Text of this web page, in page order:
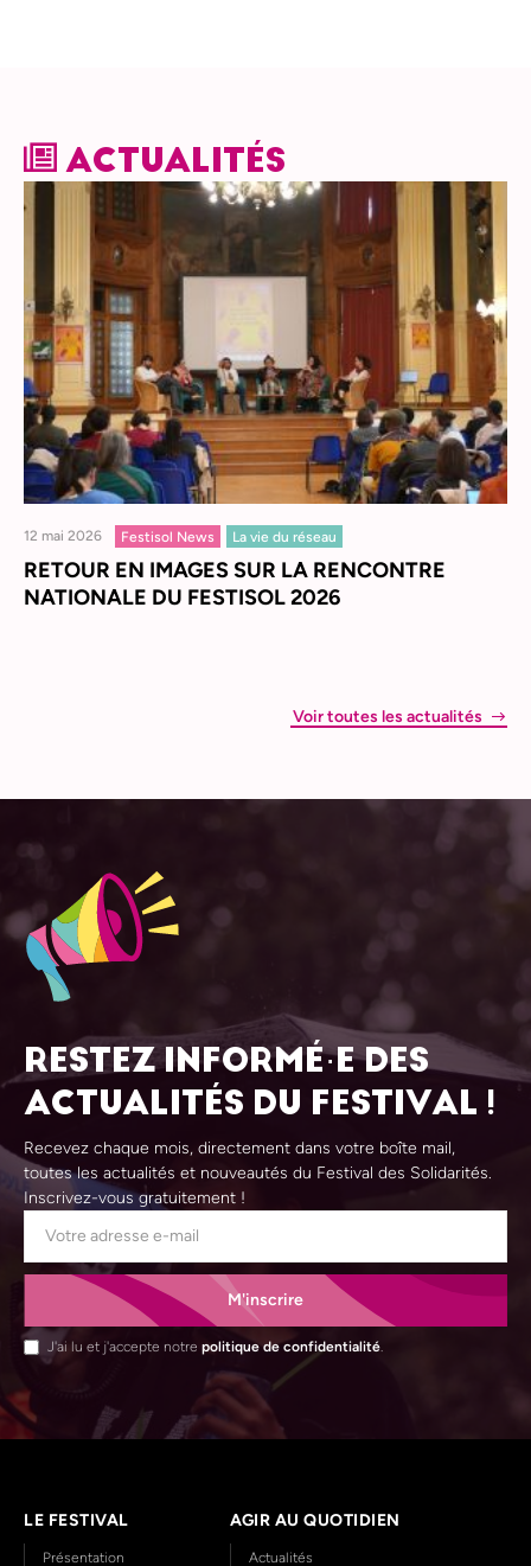
ACTUALITÉS
Voir toutes les actualités
RETOUR EN IMAGES SUR LA RENCONTRE
NATIONALE DU FESTISOL 2026
12 mai 2026 Festisol News La vie du réseau
RESTEZ INFORMÉ·E DES
ACTUALITÉS DU FESTIVAL !
Recevez chaque mois, directement dans votre boîte mail,
toutes les actualités et nouveautés du Festival des Solidarités.
Inscrivez-vous gratuitement !
M'inscrire
J'ai lu et j'accepte notre politique de confidentialité.
LE FESTIVAL
Présentation
AGIR AU QUOTIDIEN
Actualités